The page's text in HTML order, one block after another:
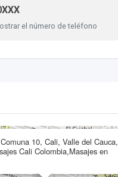
el número de teléfono
10, Cali, Valle del Cauca,
Cali Colombia,Masajes en